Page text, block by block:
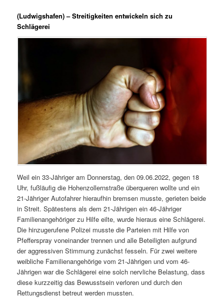
(Ludwigshafen) – Streitigkeiten entwickeln sich zu
Schlägerei
Weil ein 33-Jähriger am Donnerstag, den 09.06.2022, gegen 18
Uhr, fußläufig die Hohenzollernstraße überqueren wollte und ein
21-Jähriger Autofahrer hieraufhin bremsen musste, gerieten beide
in Streit. Spätestens als dem 21-Jährigen ein 46-Jähriger
Familienangehöriger zu Hilfe eilte, wurde hieraus eine Schlägerei.
Die hinzugerufene Polizei musste die Parteien mit Hilfe von
Pfefferspray voneinander trennen und alle Beteiligten aufgrund
der aggressiven Stimmung zunächst fesseln. Für zwei weitere
weibliche Familienangehörige vom 21-Jährigen und vom 46-
Jährigen war die Schlägerei eine solch nervliche Belastung, dass
diese kurzzeitig das Bewusstsein verloren und durch den
Rettungsdienst betreut werden mussten.